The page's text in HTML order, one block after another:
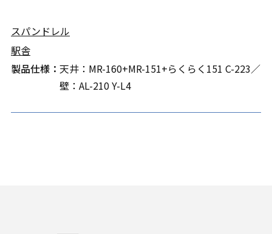
スパンドレル
駅舎
製品仕様： 天井：MR-160+MR-151+らくらく151 C-223／
壁：AL-210 Y-L4